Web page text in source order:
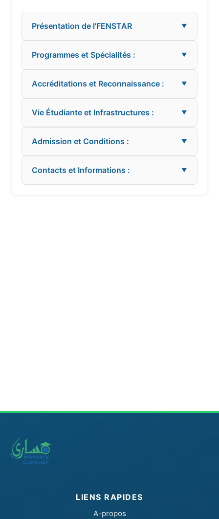
Présentation de l'FENSTAR ▼
Programmes et Spécialités : ▼
Accréditations et Reconnaissance : ▼
Vie Étudiante et Infrastructures : ▼
Admission et Conditions : ▼
Contacts et Informations : ▼
LIENS RAPIDES
A-propos